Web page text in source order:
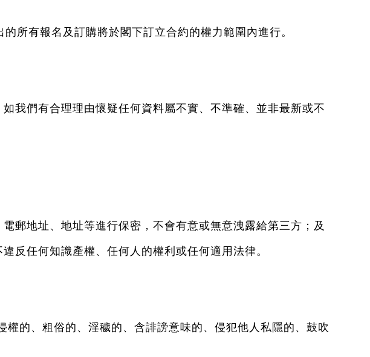
所有報名及訂購將於閣下訂立合約的權力範圍內進行。
我們有合理理由懷疑任何資料屬不實、不準確、並非最新或不
郵地址、地址等進行保密，不會有意或無意洩露給第三方；及
反任何知識產權、任何人的權利或任何適用法律。
、粗俗的、淫穢的、含誹謗意味的、侵犯他人私隱的、鼓吹